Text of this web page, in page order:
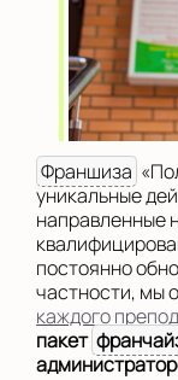
Франшиза
уникальные
направленные
постоянно
частности, мы
каждого
пакет